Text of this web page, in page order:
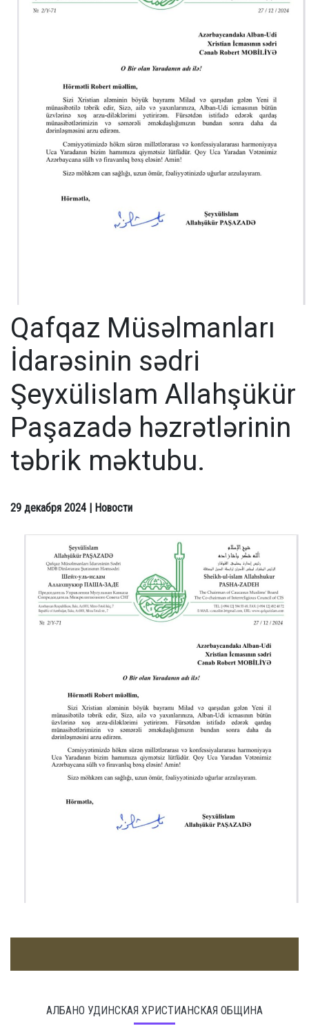
Qafqaz Müsəlmanları
İdarəsinin sədri
Şeyxülislam Allahşükür
Paşazadə həzrətlərinin
təbrik məktubu.
29 декабря 2024 | Новости
АЛБАНО УДИНСКАЯ ХРИСТИАНСКАЯ ОБЩИНА